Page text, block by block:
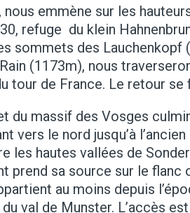
emmène sur les
refuge du klein
sommets des
(1173m), nous
tour de France. Le retour se
du massif des Vosges
le nord jusqu’à
les hautes vallées de
prend sa source sur le
au moins depuis
val de Munster. L’accès